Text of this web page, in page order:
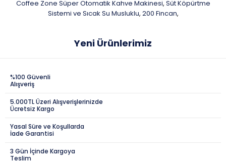
Coffee Zone Süper Otomatik Kahve Makinesi, Süt Köpürtme
Sistemi ve Sıcak Su Musluklu, 200 Fincan,
Yeni Ürünlerimiz
%100 Güvenli
Alışveriş
5.000TL Üzeri Alışverişlerinizde
Ücretsiz Kargo
Yasal Süre ve Koşullarda
İade Garantisi
3 Gün İçinde Kargoya
Teslim